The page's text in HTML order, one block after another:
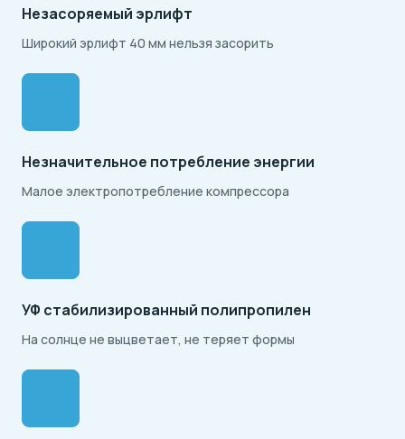
Незасоряемый эрлифт
Широкий эрлифт 40 мм нельзя засорить
Незначительное потребление энергии
Малое электропотребление компрессора
УФ стабилизированный полипропилен
На солнце не выцветает, не теряет формы